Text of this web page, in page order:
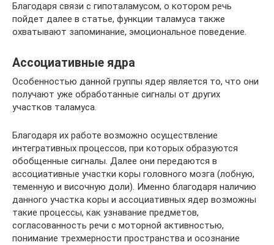
Благодаря связи с гипоталамусом, о котором речь
пойдет далее в статье, функции таламуса также
охватывают запоминание, эмоциональное поведение.
Ассоциативные ядра
Особенностью данной группы ядер является то, что они
получают уже обработанные сигналы от других
участков таламуса.
Благодаря их работе возможно осуществление
интегративных процессов, при которых образуются
обобщенные сигналы. Далее они передаются в
ассоциативные участки коры головного мозга (лобную,
теменную и височную доли). Именно благодаря наличию
данного участка коры и ассоциативных ядер возможны
такие процессы, как узнавание предметов,
согласованность речи с моторной активностью,
понимание трехмерности пространства и осознание